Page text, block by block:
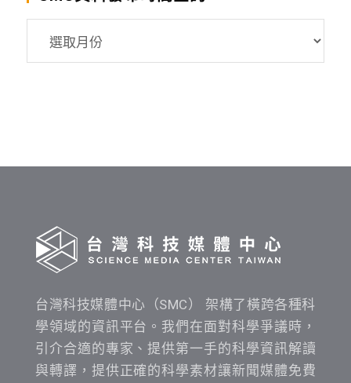
台灣科技媒體中心（SMC） 架構了橫跨各種科
學領域的資訊平台。我們在面對科學爭議時，
引介合適的專家、提供第一手的科學資訊解讀
與轉譯，提供正確的科學素材讓新聞媒體免費